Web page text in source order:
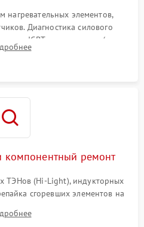
нагревательных элементов,
Диагностика силового
и IGBT-транзисторов (для
и газ-контроля (для газовых
компонентный ремонт
ТЭНов (Hi-Light), индукторных
сгоревших элементов на
и замена поврежденной